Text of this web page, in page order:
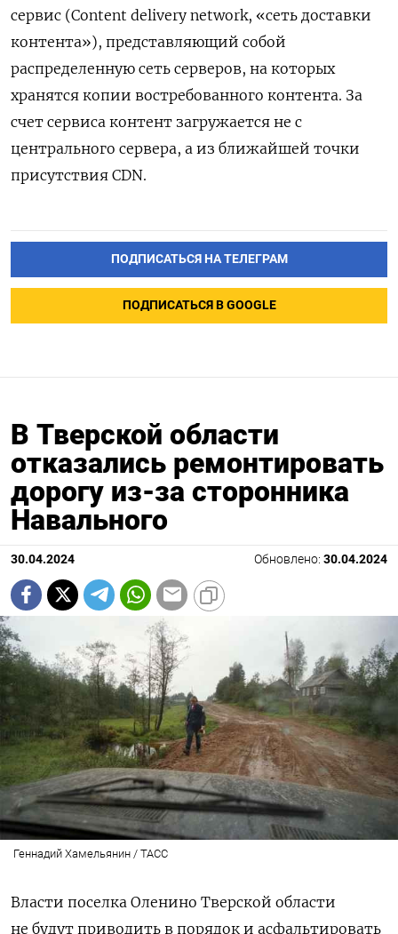
сервис (Content delivery network, «сеть доставки
контента»), представляющий собой
распределенную сеть серверов, на которых
хранятся копии востребованного контента. За
счет сервиса контент загружается не с
центрального сервера, а из ближайшей точки
присутствия CDN.
ПОДПИСАТЬСЯ НА ТЕЛЕГРАМ
ПОДПИСАТЬСЯ В GOOGLE
В Тверской области
отказались ремонтировать
дорогу из-за сторонника
Навального
30.04.2024 Обновлено: 30.04.2024
Геннадий Хамельянин / ТАСС
Власти поселка Оленино Тверской области
не будут приводить в порядок и асфальтировать